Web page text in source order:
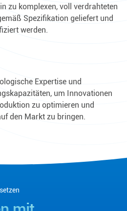
zu komplexen, voll verdrahteten
Spezifikation geliefert und
werden.
Expertise und
um Innovationen
zu optimieren und
den Markt zu bringen.